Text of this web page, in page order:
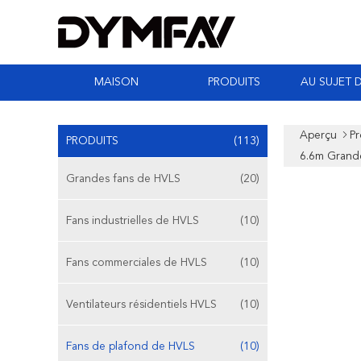
MAISON PRODUITS AU SUJET
PRODUITS (113)
Grandes fans de HVLS (20)
Fans industrielles de HVLS (10)
Fans commerciales de HVLS (10)
Ventilateurs résidentiels HVLS (10)
Fans de plafond de HVLS (10)
Aperçu
6.6m